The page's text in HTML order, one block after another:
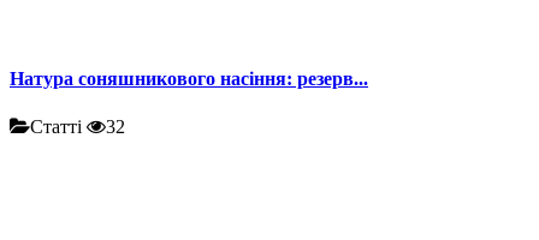
Натура соняшникового насіння: резерв...
Статті 32